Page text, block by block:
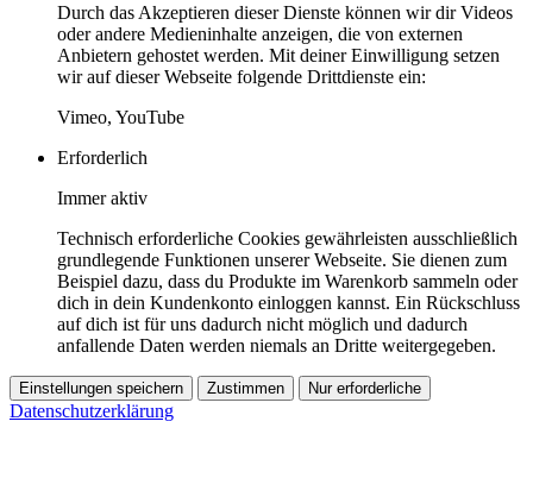
Durch das Akzeptieren dieser Dienste können wir dir Videos
oder andere Medieninhalte anzeigen, die von externen
Anbietern gehostet werden. Mit deiner Einwilligung setzen
wir auf dieser Webseite folgende Drittdienste ein:
Vimeo, YouTube
Erforderlich
Immer aktiv
Technisch erforderliche Cookies gewährleisten ausschließlich
grundlegende Funktionen unserer Webseite. Sie dienen zum
Beispiel dazu, dass du Produkte im Warenkorb sammeln oder
dich in dein Kundenkonto einloggen kannst. Ein Rückschluss
auf dich ist für uns dadurch nicht möglich und dadurch
anfallende Daten werden niemals an Dritte weitergegeben.
Einstellungen speichern Zustimmen Nur erforderliche
Datenschutzerklärung